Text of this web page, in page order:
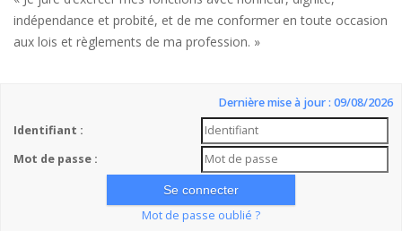
indépendance et probité, et de me conformer en toute occasion
aux lois et règlements de ma profession. »
Dernière mise à jour : 09/08/2026
Identifiant :
Mot de passe :
Mot de passe oublié ?